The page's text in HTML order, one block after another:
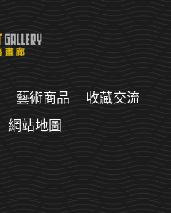
藝術商品
收藏交流
網站地圖